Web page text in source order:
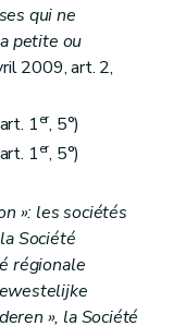
qui ne
petite ou
2009, art. 2,
1er, 5°)
1er, 5°)
»: les sociétés
Société
régionale
», la Société